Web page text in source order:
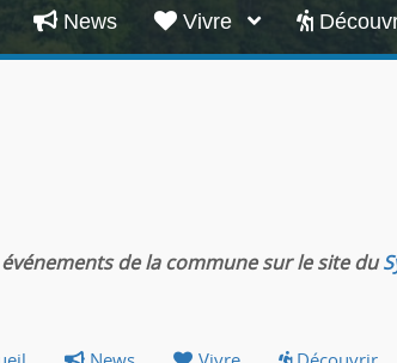
News Vivre
de la commune sur le site du